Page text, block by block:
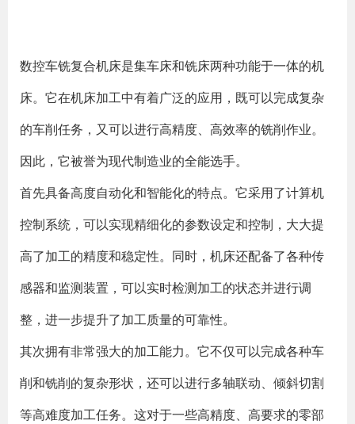
数控车铣复合机床是集车床和铣床两种功能于一体的机
床。它在机床加工中有着广泛的应用，既可以完成复杂
的车削任务，又可以进行高精度、高效率的铣削作业。
因此，它被誉为现代制造业的全能选手。
首先具备高度自动化和智能化的特点。它采用了计算机
控制系统，可以实现精细化的参数设定和控制，大大提
高了加工的精度和稳定性。同时，机床还配备了各种传
感器和监测装置，可以实时检测加工的状态并进行调
整，进一步提升了加工质量的可靠性。
其次拥有非常强大的加工能力。它不仅可以完成各种车
削和铣削的复杂形状，还可以进行多轴联动、倾斜切割
等高难度加工任务。这对于一些高精度、高要求的零部